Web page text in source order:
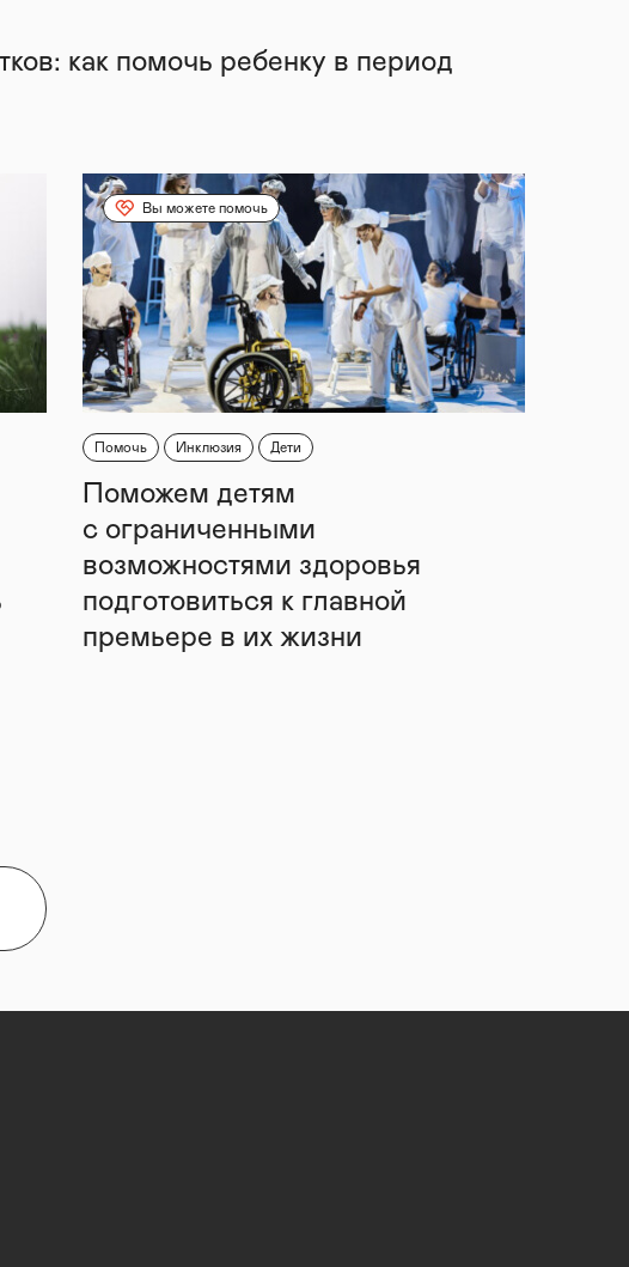
как помочь ребенку в период
Вы можете помочь
Помочь Инклюзия Дети
Поможем детям
с ограниченными
возможностями здоровья
подготовиться к главной
премьере в их жизни